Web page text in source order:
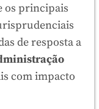
os principais
de resposta a
com impacto